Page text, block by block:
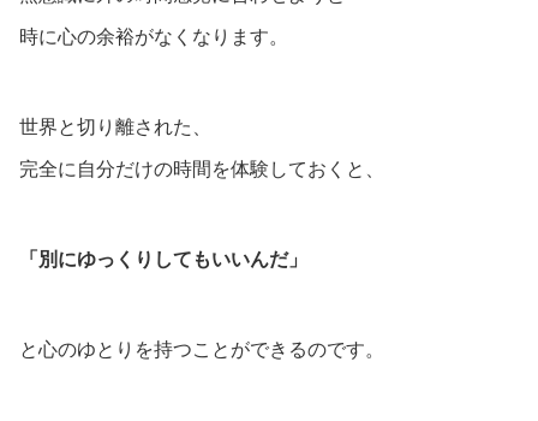
時に心の余裕がなくなります。
世界と切り離された、
完全に自分だけの時間を体験しておくと、
「別にゆっくりしてもいいんだ」
と心のゆとりを持つことができるのです。